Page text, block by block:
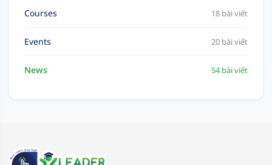
Courses 18 bài viết
Events 20 bài viết
News 54 bài viết